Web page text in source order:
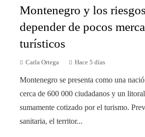
Montenegro y los
depender de pocos
turísticos
Carla Ortega Hace 5 días
Montenegro se presenta como una
cerca de 600 000 ciudadanos y un
sumamente cotizado por el turismo.
sanitaria, el territor...